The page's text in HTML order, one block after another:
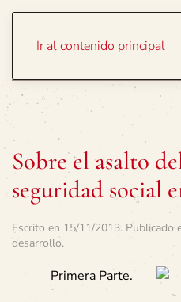
Ir al contenido principal
Sobre el asalto
seguridad social
Escrito en 15/11/2013. Publicado
desarrollo.
Primera Parte.